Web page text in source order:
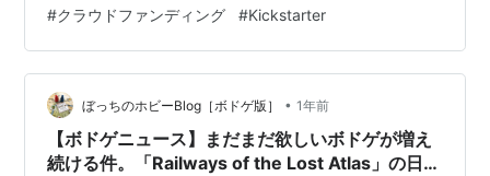
(@uchibacoya) 2025年9月16日 まだ始まったばかりだ
というのにすでに1500人以上のバッカーを集める大盛況
っぷり。凄いよねぇ...ガーデンシリーズとして装いあら
た…
#クラウドファンディング #Kickstarter
ぼっちのホビーBlog［ボドゲ版］ • 1年前
【ボドゲニュース】まだまだ欲しいボドゲが増え
続ける件。「Railways of the Lost Atlas」の日本